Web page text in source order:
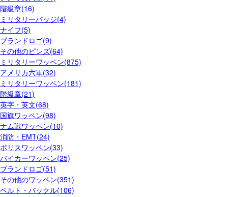
階級章(16)
ミリタリーバッジ(4)
ナイフ(5)
ブランドロゴ(9)
その他のピンズ(64)
ミリタリーワッペン(875)
アメリカ六軍(32)
ミリタリーワッペン(181)
階級章(21)
英字・英文(68)
国旗ワッペン(98)
ナム戦ワッペン(10)
消防・EMT(24)
ポリスワッペン(33)
バイカーワッペン(25)
ブランドロゴ(51)
その他のワッペン(351)
ベルト・バックル(106)